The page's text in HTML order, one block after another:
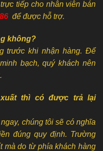
tiếp cho nhân viên bán
để được hỗ trợ.
không?
trước khi nhận hàng. Để
bạch, quý khách nên
thì có được trả lại
chúng tôi sẽ có nghĩa
đúng quy định. Trường
mà do từ phía khách hàng